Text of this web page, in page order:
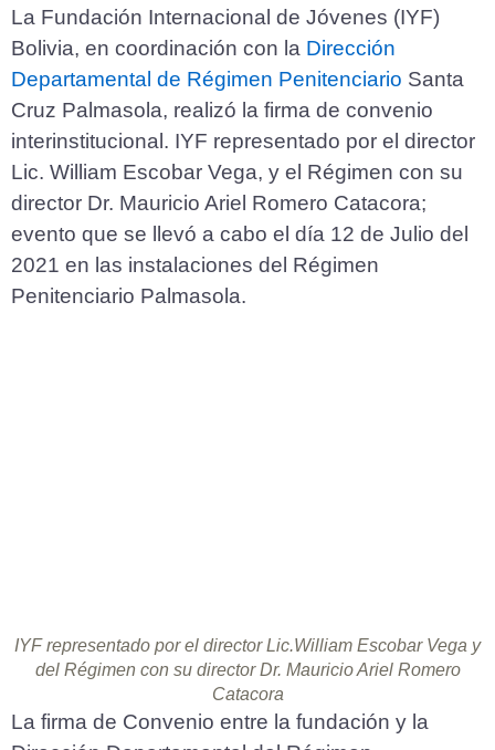
La Fundación Internacional de Jóvenes (IYF)
Bolivia, en coordinación con la Dirección
Departamental de Régimen Penitenciario Santa
Cruz Palmasola, realizó la firma de convenio
interinstitucional. IYF representado por el director
Lic. William Escobar Vega, y el Régimen con su
director Dr. Mauricio Ariel Romero Catacora;
evento que se llevó a cabo el día 12 de Julio del
2021 en las instalaciones del Régimen
Penitenciario Palmasola.
IYF representado por el director Lic.William Escobar Vega y
del Régimen con su director Dr. Mauricio Ariel Romero
Catacora
La firma de Convenio entre la fundación y la